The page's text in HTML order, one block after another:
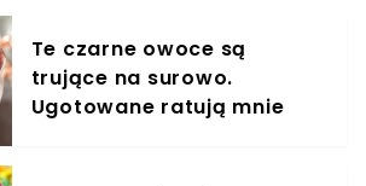
Te czarne owoce są
trujące na surowo.
Ugotowane ratują mnie